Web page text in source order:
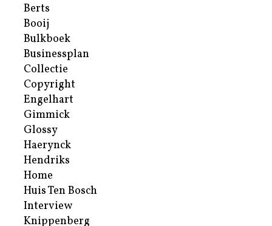
Berts
Booij
Bulkboek
Businessplan
Collectie
Copyright
Engelhart
Gimmick
Glossy
Haerynck
Hendriks
Home
Huis Ten Bosch
Interview
Knippenberg